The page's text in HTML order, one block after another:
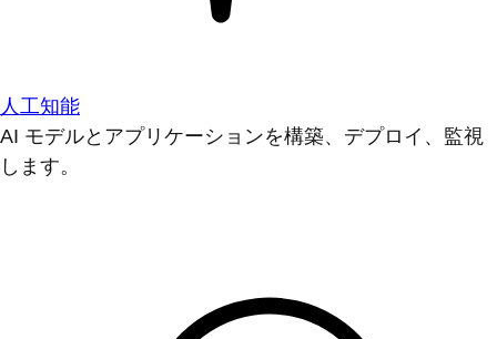
人工知能
AI モデルとアプリケーションを構築、デプロイ、監視
します。